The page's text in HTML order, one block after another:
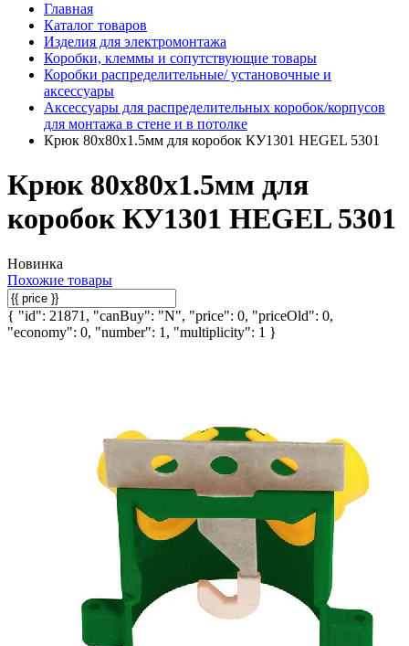
Главная
Каталог товаров
Изделия для электромонтажа
Коробки, клеммы и сопутствующие товары
Коробки распределительные/ установочные и
аксессуары
Аксессуары для распределительных коробок/корпусов
для монтажа в стене и в потолке
Крюк 80х80х1.5мм для коробок КУ1301 HEGEL 5301
Крюк 80х80х1.5мм для
коробок КУ1301 HEGEL 5301
Новинка
Похожие товары
{ "id": 21871, "canBuy": "N", "price": 0, "priceOld": 0,
"economy": 0, "number": 1, "multiplicity": 1 }